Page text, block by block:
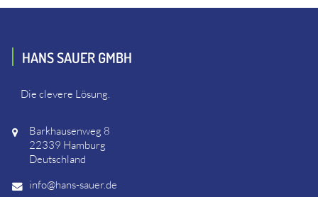
HANS SAUER GMBH
Die clevere Lösung.
Barkhausenweg 8
22339 Hamburg
Deutschland
info@hans-sauer.de